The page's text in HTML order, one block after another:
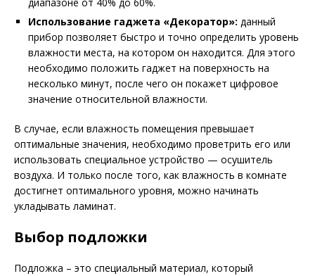
Использование гаджета «Декоратор»: данный
прибор позволяет быстро и точно определить уровень
влажности места, на котором он находится. Для этого
необходимо положить гаджет на поверхность на
несколько минут, после чего он покажет цифровое
значение относительной влажности.
В случае, если влажность помещения превышает
оптимальные значения, необходимо проветрить его или
использовать специальное устройство — осушитель
воздуха. И только после того, как влажность в комнате
достигнет оптимального уровня, можно начинать
укладывать ламинат.
Выбор подложки
Подложка – это специальный материал, который